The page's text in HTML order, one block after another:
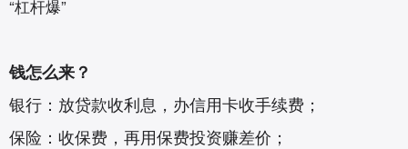
“杠杆爆”
钱怎么来？
银行：放贷款收利息，办信用卡收手续费；
保险：收保费，再用保费投资赚差价；